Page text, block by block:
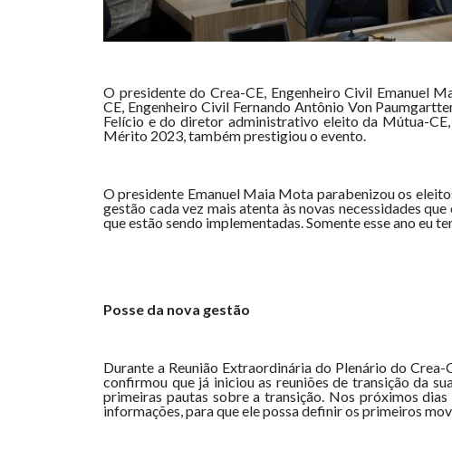
O presidente do Crea-CE, Engenheiro Civil Emanuel
CE, Engenheiro Civil Fernando Antônio Von
Felício e do diretor administrativo eleito da Mútua-
Mérito 2023, também prestigiou o evento.
O presidente Emanuel Maia Mota parabenizou os
gestão cada vez mais atenta às novas necessidades
que estão sendo implementadas. Somente esse ano eu
Posse da nova gestão
Durante a Reunião Extraordinária do Plenário do
confirmou que já iniciou as reuniões de transição da
primeiras pautas sobre a transição. Nos próximos
informações, para que ele possa definir os primeiros